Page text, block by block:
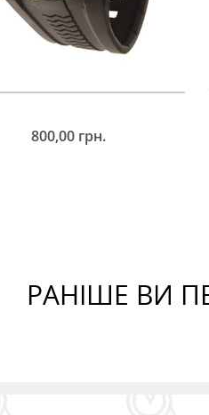
800,00 грн.
РАНІШЕ ВИ